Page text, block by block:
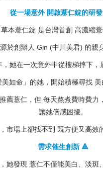
從一場意外 開啟薏仁錠的研
草本薏仁錠 是台灣首創 高濃縮薏
源於創辦人 Gin (中川美君) 的親
，她在一次意外中從樓梯摔下，
如命」的她，開始積極尋找 美
薦薏仁，但 每天熬煮費時費力
讓她倍感困擾。
市場上卻找不到 既方便又高效
需求催生創新 🔺
她發現 薏仁不僅能美白、淡斑